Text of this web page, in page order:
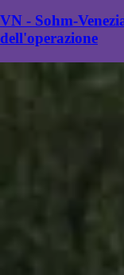
VN - Sohm-
dell'operazione